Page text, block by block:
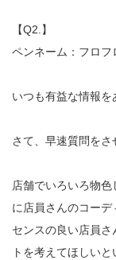
【Q2.】
ペンネーム：フロフ
いつも有益な情報を
さて、早速質問をさ
店舗でいろいろ物
に店員さんのコー
センスの良い店員
トを考えてほしい